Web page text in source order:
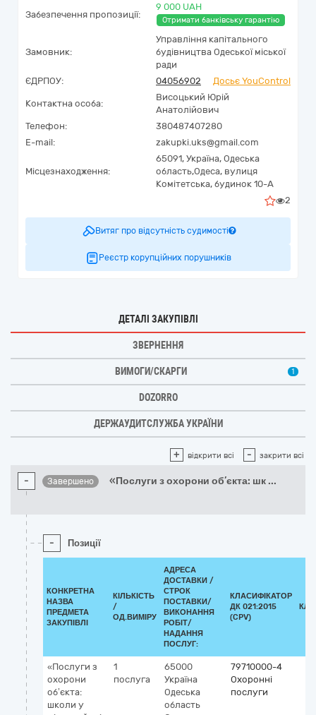
Забезпечення пропозиції:
9 000 UAH
Отримати банківську гарантію
Замовник:
Управління капітального
будівництва Одеської міської
ради
ЄДРПОУ:
04056902 Досьє YouControl
Контактна особа:
Висоцький Юрій
Анатолійович
Телефон:
380487407280
E-mail:
zakupki.uks@gmail.com
Місцезнаходження:
65091, Україна, Одеська
область,Одеса, вулиця
Комітетська, будинок 10-А
2
Витяг про відсутність судимості
Реєстр корупційних порушників
ДЕТАЛІ ЗАКУПІВЛІ
ЗВЕРНЕННЯ
ВИМОГИ/СКАРГИ 1
DOZORRO
ДЕРЖАУДИТСЛУЖБА УКРАЇНИ
+ відкрити всі - закрити всі
- Завершено «Послуги з охорони об’єкта: шк ...
- Позиції
КОНКРЕТНА
НАЗВА
ПРЕДМЕТА
ЗАКУПІВЛІ
КІЛЬКІСТЬ
/
ОД.ВИМІРУ
АДРЕСА
ДОСТАВКИ /
СТРОК
ПОСТАВКИ/
ВИКОНАННЯ
РОБІТ/
НАДАННЯ
ПОСЛУГ:
КЛАСИФІКАТОР
ДК 021:2015
(CPV)
«Послуги з
охорони
об’єкта:
школи у
1
послуга
65000
Україна
Одеська
область
79710000-4
Охоронні
послуги